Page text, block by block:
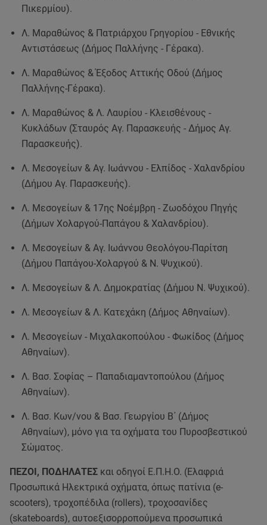
Πικερμίου).
Λ. Μαραθώνος & Πατριάρχου Γρηγορίου - Εθνικής
Αντιστάσεως (Δήμος Παλλήνης - Γέρακα).
Λ. Μαραθώνος & Έξοδος Αττικής Οδού (Δήμος
Παλλήνης-Γέρακα).
Λ. Μαραθώνος & Λ. Λαυρίου - Κλεισθένους -
Κυκλάδων (Σταυρός Αγ. Παρασκευής - Δήμος Αγ.
Παρασκευής).
Λ. Μεσογείων & Αγ. Ιωάννου - Ελπίδος - Χαλανδρίου
(Δήμου Αγ. Παρασκευής).
Λ. Μεσογείων & 17ης Νοέμβρη - Ζωοδόχου Πηγής
(Δήμων Χολαργού-Παπάγου & Χαλανδρίου).
Λ. Μεσογείων & Αγ. Ιωάννου Θεολόγου-Παρίτση
(Δήμου Παπάγου-Χολαργού & Ν. Ψυχικού).
Λ. Μεσογείων & Λ. Δημοκρατίας (Δήμου Ν. Ψυχικού).
Λ. Μεσογείων & Λ. Κατεχάκη (Δήμος Αθηναίων).
Λ. Μεσογείων - Μιχαλακοπούλου - Φωκίδος (Δήμος
Αθηναίων).
Λ. Βασ. Σοφίας – Παπαδιαμαντοπούλου (Δήμος
Αθηναίων).
Λ. Βασ. Κων/νου & Βασ. Γεωργίου Β΄ (Δήμος
Αθηναίων), μόνο για τα οχήματα του Πυροσβεστικού
Σώματος.
ΠΕΖΟΙ, ΠΟΔΗΛΑΤΕΣ και οδηγοί Ε.Π.Η.Ο. (Ελαφριά
Προσωπικά Ηλεκτρικά οχήματα, όπως πατίνια (e-
scooters), τροχοπέδιλα (rollers), τροχοσανίδες
(skateboards), αυτοεξισορροπούμενα προσωπικά